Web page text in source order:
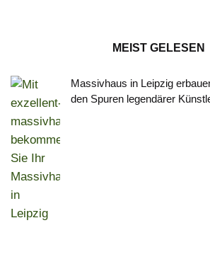
MEIST GELESEN
Massivhaus in Leipzig
den Spuren legendärer